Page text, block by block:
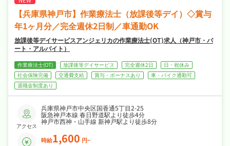
【兵庫県神戸市】作業療法士（放課後等デイ）◇賞与
年1ヶ月分／完全週休2日制／車通勤OK
放課後等デイサービスアンジェリカの作業療法士(OT)求人（神戸市・パ
ート・アルバイト）
作業療法士(OT) 放課後等デイサービス 完全週休2日
日・祝休み
社会保険完備
交通費支給 賞与・ボーナスあり
車・バイク通勤可
退職金制度あり
アクセス
兵庫県神戸市中央区国香通5丁目2-25
阪急神戸本線 春日野道駅より徒歩4分
神戸市西神・山手線 新神戸駅より徒歩8分
時給1,600 円~